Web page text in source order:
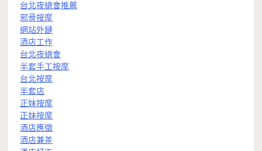
台北夜總會推薦
邪骨按摩
網站外鏈
酒店工作
台北夜總會
半套手工按摩
台北按摩
半套店
正妹按摩
正妹按摩
酒店應徵
酒店兼差